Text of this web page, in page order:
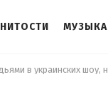
МУЗЫКА